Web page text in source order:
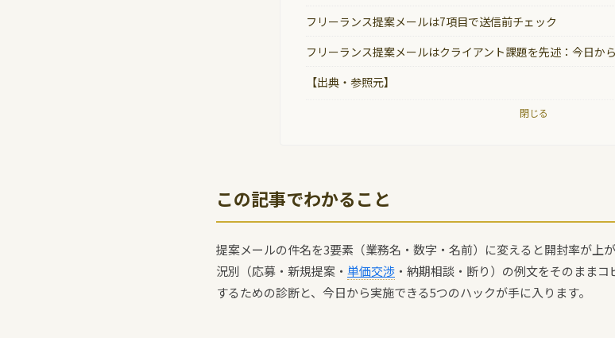
フリーランス提案メールは7項目で送信前チェック
フリーランス提案メールはクライアント課題を先述：今日か
【出典・参照元】
閉じる
この記事でわかること
提案メールの件名を3要素（業務名・数字・名前）に変えると開封率が上
況別（応募・新規提案・ 単価交渉 ・納期相談・断り）の例文をそのまま
するための診断と、今日から実施できる5つのハックが手に入ります。